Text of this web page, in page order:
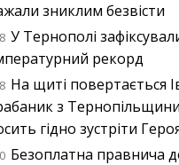
зниклим безвісти
У Тернополі
рекорд
На щиті повертається
з
гідно зустріти
Безоплатна правнича